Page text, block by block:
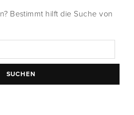
Bestimmt hilft die Suche von
SUCHEN